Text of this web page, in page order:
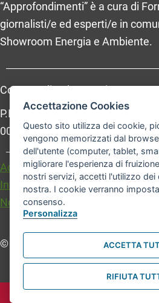
“Approfondimenti” è a cura di
giornalisti/e ed esperti/e in
Showroom Energia e Ambiente.
Comune di Bologna, Piazza
P.Iva: 01232710374 - Cod. IBAN:
000020067156
Accessibilità
Carta dei valori
Informativa sul trattamento dei
Note legali
© Comune di Bologna. Tutti i
Accettazione Cookies
Questo sito utilizza dei cookie,
vengono memorizzati dal
dell'utente (computer, tablet,
migliorare l'esperienza di
nostri servizi, accetti l'utilizzo dei
nostra. I cookie verranno
consenso.
Personalizza
ACCETTA
RIFIUTA